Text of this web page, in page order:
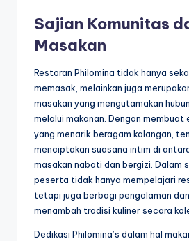
Sajian Komunitas
Masakan
Restoran Philomina tidak hanya
memasak, melainkan juga
masakan yang mengutamakan
melalui makanan. Dengan membuat
yang menarik beragam kalangan,
menciptakan suasana intim di
masakan nabati dan bergizi. Dalam
peserta tidak hanya mempelajari
tetapi juga berbagi pengalaman
menambah tradisi kuliner secara
Dedikasi Philomina’s dalam hal